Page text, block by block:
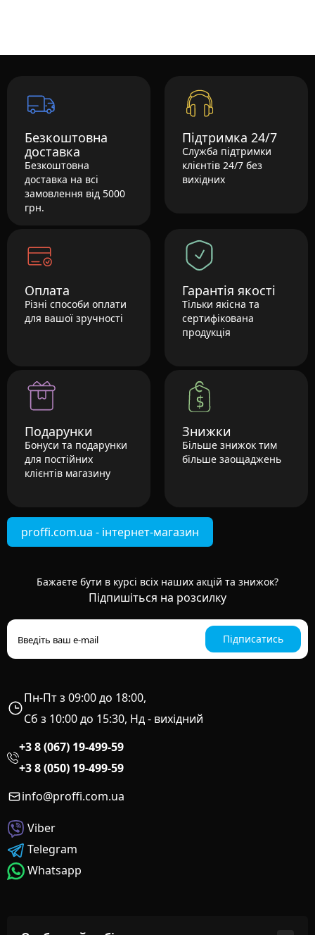
Безкоштовна
доставка
Безкоштовна
доставка на всі
замовлення від 5000
грн.
Підтримка 24/7
Служба підтримки
клієнтів 24/7 без
вихідних
Оплата
Різні способи оплати
для вашої зручності
Гарантія якості
Тільки якісна та
сертифікована
продукція
Подарунки
Бонуси та подарунки
для постійних
клієнтів магазину
Знижки
Більше знижок тим
більше заощаджень
proffi.com.ua - інтернет-магазин
Бажаєте бути в курсі всіх наших акцій та знижок?
Підпишіться на розсилку
Підписатись
Пн-Пт з 09:00 до 18:00,
Сб з 10:00 до 15:30, Нд - вихідний
+3 8 (067) 19-499-59
+3 8 (050) 19-499-59
info@proffi.com.ua
Viber
Telegram
Whatsapp